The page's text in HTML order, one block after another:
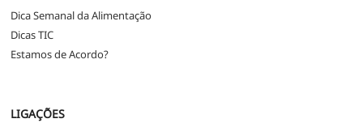
Dica Semanal da Alimentação
Dicas TIC
Estamos de Acordo?
LIGAÇÕES